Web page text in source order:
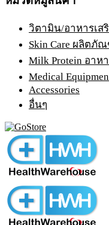
วิตามิน/อาหารเส
Skin Care ผลิตภั
Milk Protein อาห
Medical
Accessories
อื่นๆ